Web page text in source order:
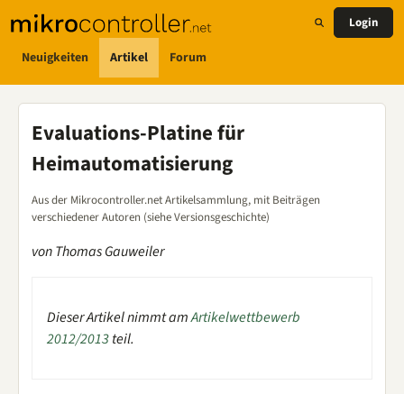
Neuigkeiten Artikel Forum
Login
Evaluations-Platine für
Heimautomatisierung
Aus der Mikrocontroller.net Artikelsammlung, mit Beiträgen
verschiedener Autoren (siehe Versionsgeschichte)
von Thomas Gauweiler
Dieser Artikel nimmt amArtikelwettbewerb
2012/2013teil.